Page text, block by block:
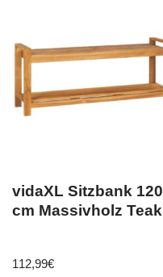
vidaXL Sitzbank 120
cm Massivholz Teak
112,99€